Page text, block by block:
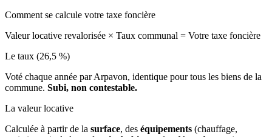
Comment se calcule votre taxe foncière
Valeur locative revalorisée × Taux communal = Votre taxe foncière
Le taux (26,5 %)
Voté chaque année par Arpavon, identique pour tous les biens de la
commune. Subi, non contestable.
La valeur locative
Calculée à partir de la surface, des équipements (chauffage,